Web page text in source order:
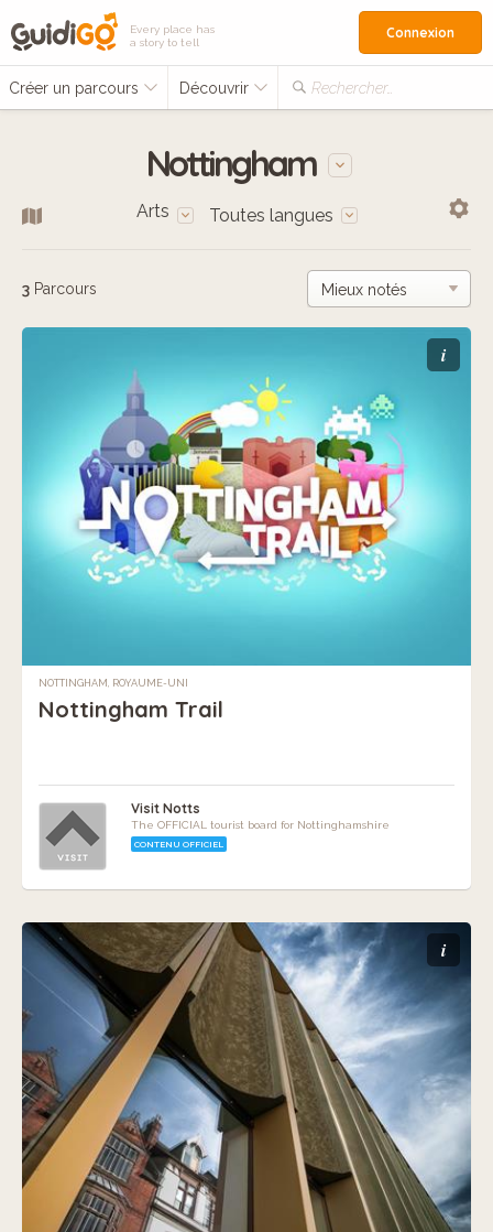
Every place has
a story to tell
Créer un parcours Découvrir Rechercher…
Connexion
Nottingham
Arts Toutes langues
3 Parcours
i
NOTTINGHAM, ROYAUME-UNI
Nottingham Trail
Visit Notts
The OFFICIAL tourist board for Nottinghamshire
CONTENU OFFICIEL
i